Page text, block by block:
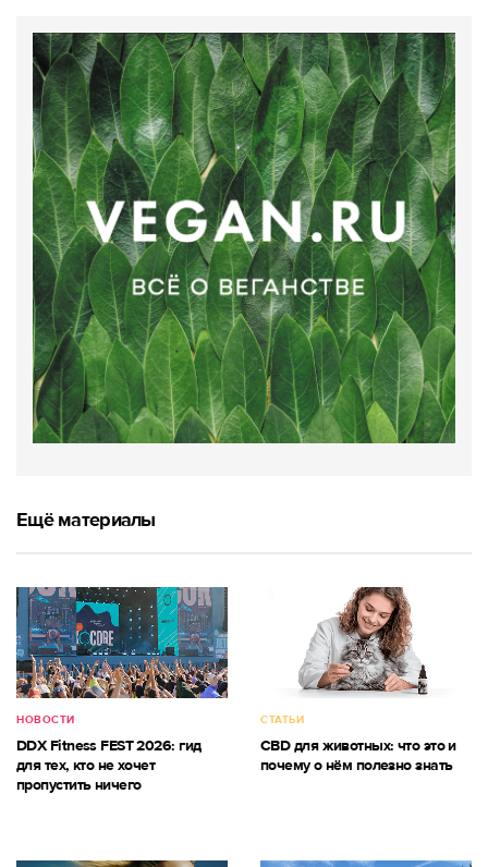
Ещё материалы
НОВОСТИ
DDX Fitness FEST 2026: гид
для тех, кто не хочет
пропустить ничего
СТАТЬИ
CBD для животных: что это и
почему о нём полезно знать